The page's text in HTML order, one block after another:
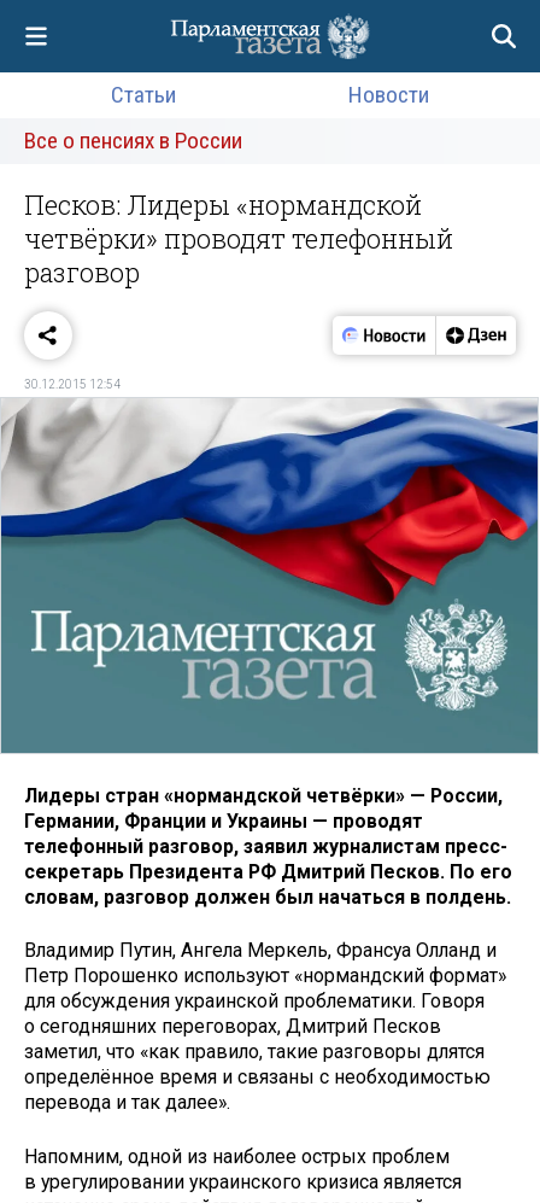
Статьи
Новости
Все о пенсиях в России
Песков: Лидеры «нормандской
четвёрки» проводят телефонный
разговор
30.12.2015 12:54
Лидеры стран «нормандской четвёрки» — России,
Германии, Франции и Украины — проводят
телефонный разговор, заявил журналистам пресс-
секретарь Президента РФ Дмитрий Песков. По его
словам, разговор должен был начаться в полдень.
Владимир Путин, Ангела Меркель, Франсуа Олланд и
Петр Порошенко используют «нормандский формат»
для обсуждения украинской проблематики. Говоря
о сегодняшних переговорах, Дмитрий Песков
заметил, что «как правило, такие разговоры длятся
определённое время и связаны с необходимостью
перевода и так далее».
Напомним, одной из наиболее острых проблем
в урегулировании украинского кризиса является